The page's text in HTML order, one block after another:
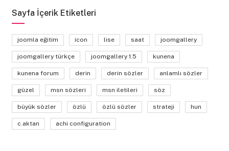
Sayfa İçerik Etiketleri
joomla eğitim icon lise saat joomgallery
joomgallery türkçe joomgallery 1.5 kunena
kunena forum derin derin sözler anlamlı sözler
güzel msn sözleri msn iletileri söz
büyük sözler özlü özlü sözler strateji hun
c.aktan achi configuration